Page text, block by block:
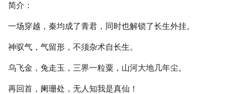
简介：
一场穿越，秦均成了青君，同时也解锁了长生外挂。
神驭气，气留形，不须杂术自长生。
乌飞金，兔走玉，三界一粒粟，山河大地几年尘。
再回首，阑珊处，无人知我是真仙！